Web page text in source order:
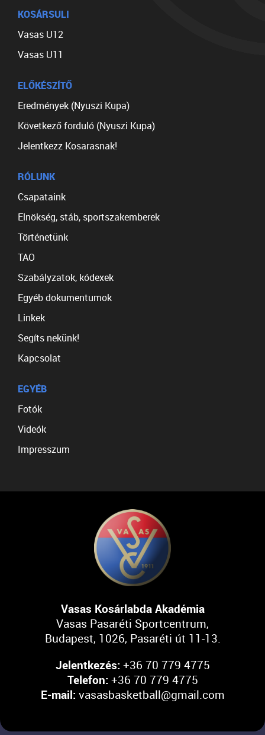
KOSÁRSULI
Vasas U12
Vasas U11
ELŐKÉSZÍTŐ
Eredmények (Nyuszi Kupa)
Következő forduló (Nyuszi Kupa)
Jelentkezz Kosarasnak!
RÓLUNK
Csapataink
Elnökség, stáb, sportszakemberek
Történetünk
TAO
Szabályzatok, kódexek
Egyéb dokumentumok
Linkek
Segíts nekünk!
Kapcsolat
EGYÉB
Fotók
Videók
Impresszum
Vasas Kosárlabda Akadémia
Vasas Pasaréti Sportcentrum,
Budapest, 1026, Pasaréti út 11-13.
Jelentkezés: +36 70 779 4775
Telefon: +36 70 779 4775
E-mail: vasasbasketball@gmail.com